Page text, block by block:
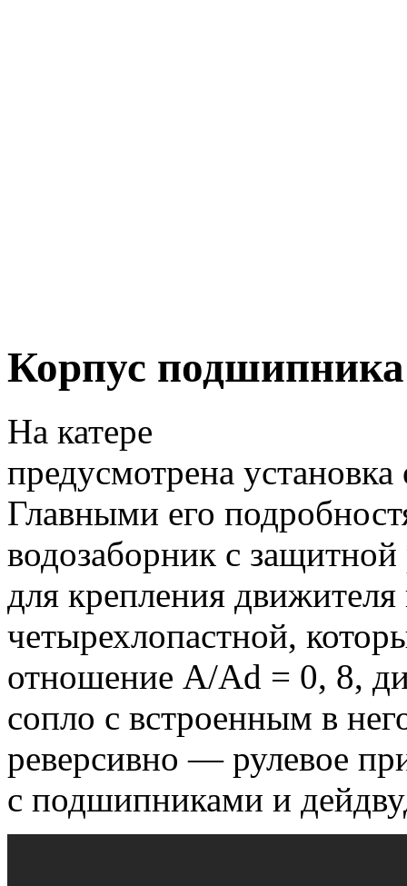
Корпус
На катере
предусмотрена
Главными его
водозаборник с
для крепления движителя
четырехлопастной,
отношение A/Ad = 0, 8,
сопло с встроенным в
реверсивно — рулевое
с подшипниками и